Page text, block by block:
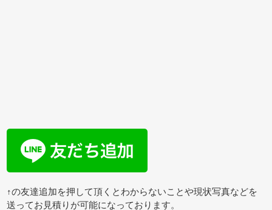
↑の友達追加を押して頂くとわからないことや現状写真などを
送ってお見積りが可能になっております。